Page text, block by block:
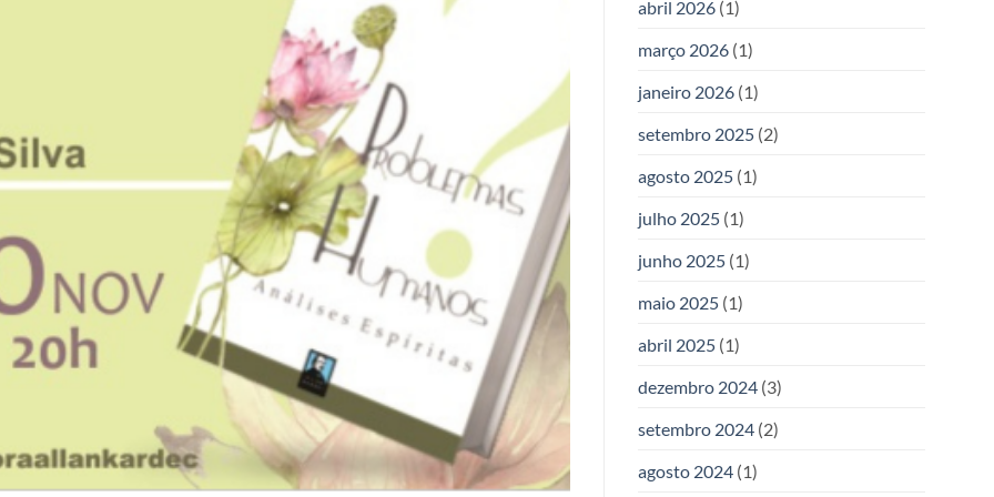
abril 2026 (1)
março 2026 (1)
janeiro 2026 (1)
setembro 2025 (2)
agosto 2025 (1)
julho 2025 (1)
junho 2025 (1)
maio 2025 (1)
abril 2025 (1)
dezembro 2024 (3)
setembro 2024 (2)
agosto 2024 (1)